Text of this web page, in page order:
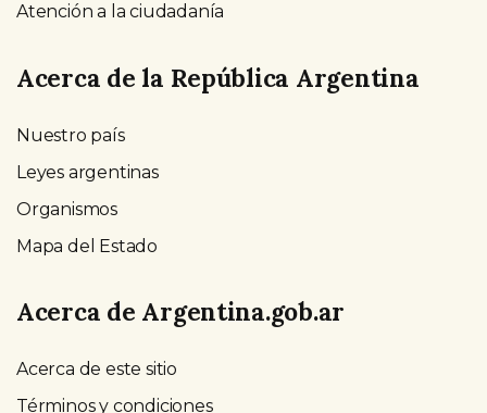
Atención a la ciudadanía
Acerca de la República Argentina
Nuestro país
Leyes argentinas
Organismos
Mapa del Estado
Acerca de Argentina.gob.ar
Acerca de este sitio
Términos y condiciones